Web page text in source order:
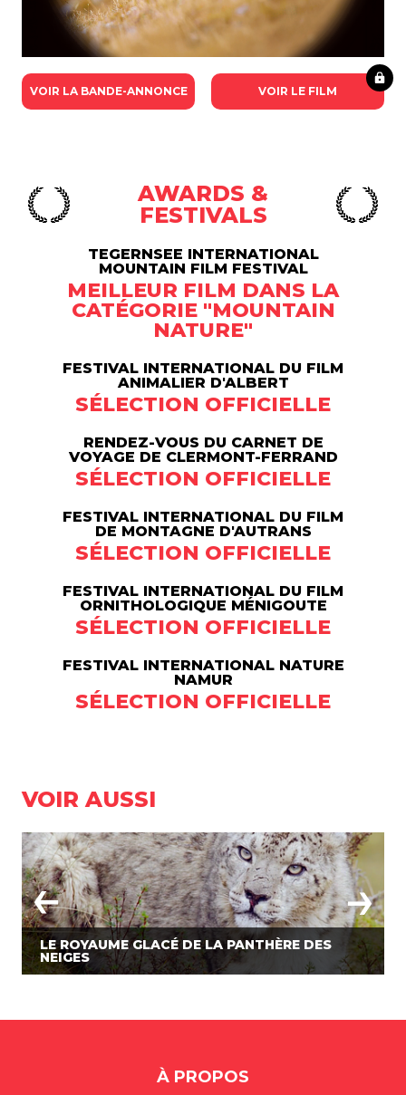
VOIR LA BANDE-ANNONCE VOIR LE FILM
AWARDS &
FESTIVALS
TEGERNSEE INTERNATIONAL
MOUNTAIN FILM FESTIVAL
MEILLEUR FILM DANS LA
CATÉGORIE "MOUNTAIN
NATURE"
FESTIVAL INTERNATIONAL DU FILM
ANIMALIER D'ALBERT
SÉLECTION OFFICIELLE
RENDEZ-VOUS DU CARNET DE
VOYAGE DE CLERMONT-FERRAND
SÉLECTION OFFICIELLE
FESTIVAL INTERNATIONAL DU FILM
DE MONTAGNE D'AUTRANS
SÉLECTION OFFICIELLE
FESTIVAL INTERNATIONAL DU FILM
ORNITHOLOGIQUE MÉNIGOUTE
SÉLECTION OFFICIELLE
FESTIVAL INTERNATIONAL NATURE
NAMUR
SÉLECTION OFFICIELLE
VOIR AUSSI
LE ROYAUME GLACÉ DE LA PANTHÈRE DES
NEIGES
À PROPOS